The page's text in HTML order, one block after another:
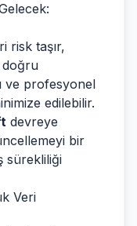
risk taşır,
ve profesyonel
edilebilir.
devreye
bir
sürekliliği
Veri